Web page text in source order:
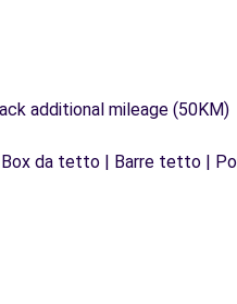
additional mileage (50KM)
da tetto | Barre tetto |